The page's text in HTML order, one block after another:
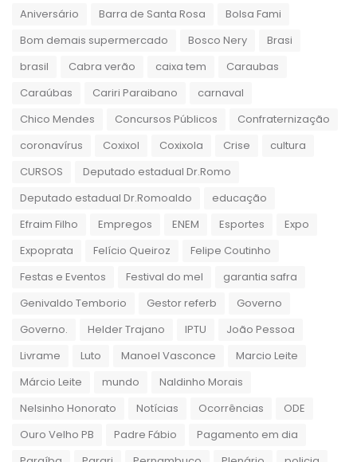
Aniversário
Barra de Santa Rosa
Bolsa Fami
Bom demais supermercado
Bosco Nery
Brasi
brasil
Cabra verão caixa tem
Caraubas
Caraúbas
Cariri Paraibano
carnaval
Chico Mendes
Concursos Públicos
Confraternização
coronavírus
Coxixol Coxixola Crise
cultura
CURSOS
Deputado estadual Dr.Romo
Deputado estadual Dr.Romoaldo
educação
Efraim Filho
Empregos ENEM Esportes
Expo
Expoprata
Felício Queiroz
Felipe Coutinho
Festas e Eventos
Festival do mel
garantia safra
Genivaldo Temborio
Gestor referb
Governo
Governo.
Helder Trajano IPTU
João Pessoa
Livrame
Luto Manoel Vasconce
Marcio Leite
Márcio Leite
mundo
Naldinho Morais
Nelsinho Honorato
Notícias Ocorrências
ODE
Ouro Velho PB
Padre Fábio
Pagamento em dia